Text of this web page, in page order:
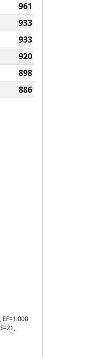
961
933
933
920
898
886